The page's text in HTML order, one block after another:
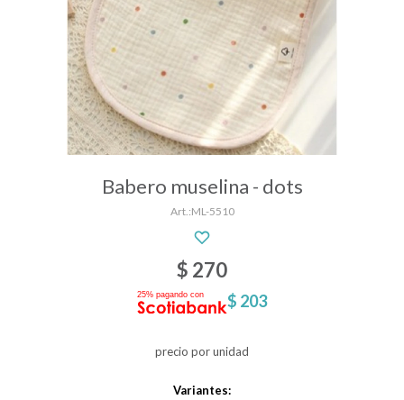
Babero muselina - dots
ML-5510
$ 270
$ 203
precio por unidad
Variantes:
Lactancia
Alimentación
Paseo y seguridad